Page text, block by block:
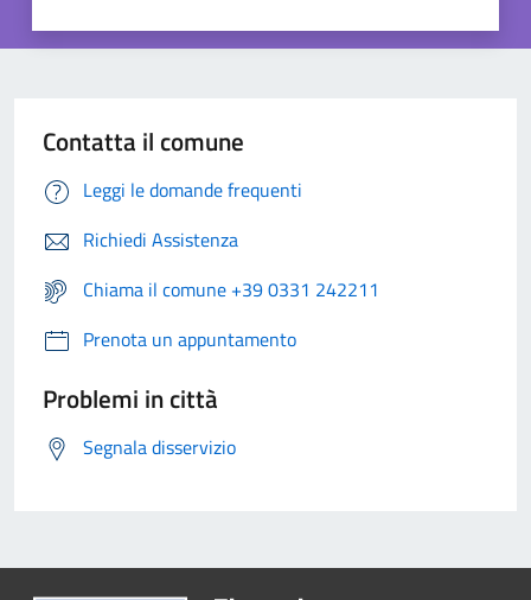
Contatta il comune
Leggi le domande frequenti
Richiedi Assistenza
Chiama il comune +39 0331 242211
Prenota un appuntamento
Problemi in città
Segnala disservizio